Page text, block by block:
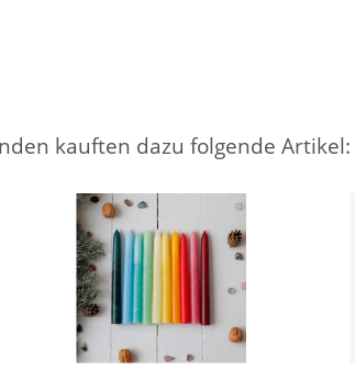
kauften dazu folgende Artikel: